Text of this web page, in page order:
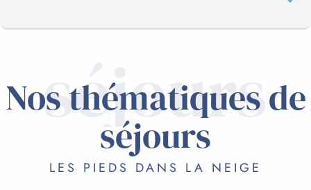
séjours
Nos thématiques de
séjours
LES PIEDS DANS LA NEIGE